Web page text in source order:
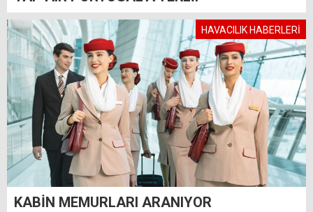
HAVACILIK HABERLERİ
KABİN MEMURLARI ARANIYOR